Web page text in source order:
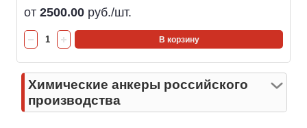
от 2500.00 руб./шт.
В корзину
Химические анкеры российского
производства